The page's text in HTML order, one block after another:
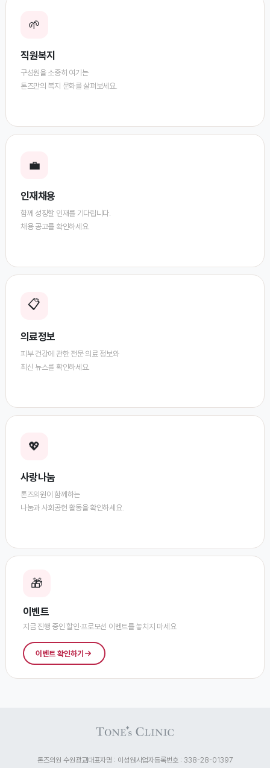
🌱
직원복지
구성원을 소중히 여기는
톤즈만의 복지 문화를 살펴보세요.
💼
인재채용
함께 성장할 인재를 기다립니다.
채용 공고를 확인하세요.
📋
의료정보
피부 건강에 관한 전문 의료 정보와
최신 뉴스를 확인하세요.
💖
사랑나눔
톤즈의원이 함께하는
나눔과 사회공헌 활동을 확인하세요.
🎁
이벤트
지금 진행 중인 할인·프로모션 이벤트를 놓치지 마세요
이벤트 확인하기
톤즈의원 수원광교대표자명 : 이성원사업자등록번호 : 338-28-01397